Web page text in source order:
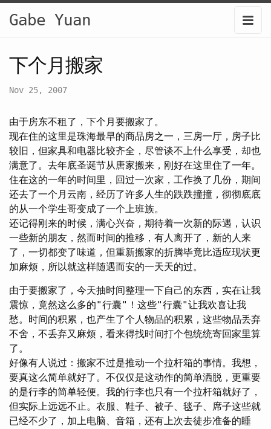
Gabe Yuan
下个月搬家
Nov 25, 2007
由于房东不租了，下个月要搬家了。
现在住的这里是珠海最早的商品房之一，三房一厅，房子比
较旧，但家具和电器比较齐全，尽管谈不上什么享受，却也
满意了。去年底圣诞节从唐家搬来，刚好在这里住了一年。
住在这的一年的时间里，回过一次家，工作换了几份，期间
还去了一个月云南，经历了许多人生的跌跌撞撞，彻彻底底
的从一个学生哥变成了一个上班族。
还记得刚来的时候，满心兴奋，期待着一次新的际遇，认识
一些新的朋友，然而时间的推移，有人离开了，新的人来
了，一切都变了味道，但重新搬家的折腾毕竟比适应现状更
加麻烦，所以就这样随遇而安的一天天的过。
由于要搬家了，今天抽时间整理一下自己的东西，实在让我
震惊，竟然这么多的"行囊"！这些"行囊"让我欢喜让我
愁。时间的积累，也产生了个人物品的积累，这些物品丢弃
不舍，不丢弃又麻烦，看来得找时间打个包统统寄回家里算
了。
好像有人说过：搬家不过是推动一个拉杆箱的事情。我想，
要真这么简单就好了。不仅仅是这动作的简单洒脱，更重要
的是行李的简单轻便。我的行李也只有一个拉杆箱就好了，
但实际上远远不止。衣服、鞋子、被子、毯子、席子这些就
已经不少了，加上电脑、音箱，还有上次去徒步准备的睡